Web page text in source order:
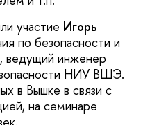
участие Игорь
по безопасности и
, ведущий инженер
НИУ ВШЭ.
в Вышке в связи с
на семинаре